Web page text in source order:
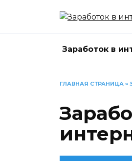
Заработок в
ГЛАВНАЯ СТРАНИЦА »